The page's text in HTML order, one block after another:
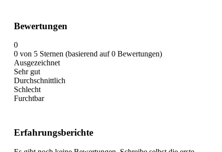
Bewertungen
0
0 von 5 Sternen (basierend auf 0 Bewertungen)
Ausgezeichnet
Sehr gut
Durchschnittlich
Schlecht
Furchtbar
Erfahrungsberichte